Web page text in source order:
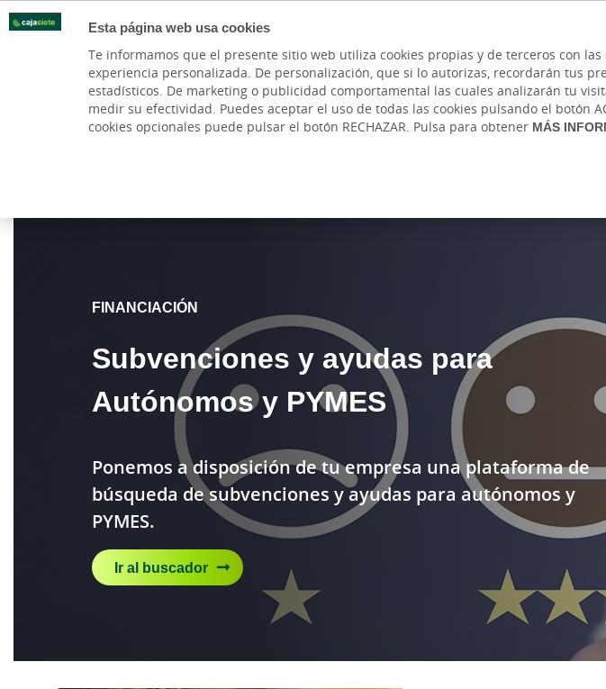
Esta página web usa cookies
Te informamos que el presente sitio web utiliza cookies propias y de terceros con
experiencia personalizada. De personalización, que si lo autorizas, recordarán tus
estadísticos. De marketing o publicidad comportamental las cuales analizarán tu
medir su efectividad. Puedes aceptar el uso de todas las cookies pulsando el botón
cookies opcionales puede pulsar el botón RECHAZAR. Pulsa para obtener MÁS
PARTICULARES BANCA PRIVADA AUTÓNOMOS Y
Cuentas Subvenciones Financiación Tesorería Cobros y Pagos
FINANCIACIÓN
Subvenciones y ayudas para
Autónomos y PYMES
Ponemos a disposición de tu empresa una plataforma de
búsqueda de subvenciones y ayudas para autónomos y
PYMES.
Ir al buscador